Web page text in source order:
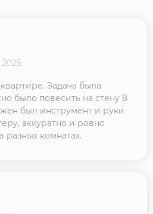
Задача была
было повесить на стену 8
был инструмент и руки
аккуратно и ровно
разных комнатах.